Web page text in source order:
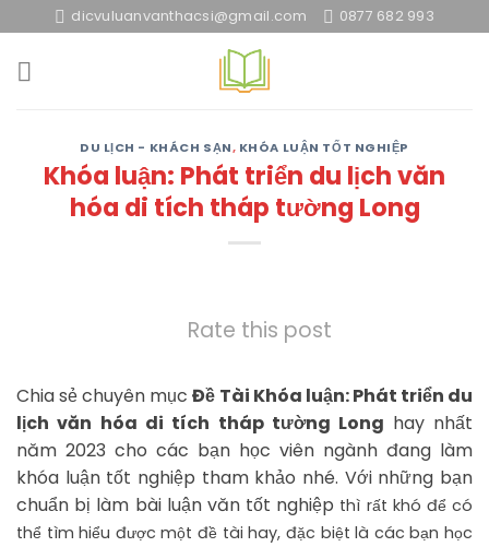
to
content
dicvuluanvanthacsi@gmail.com 0877 682 993
DU LỊCH - KHÁCH SẠN, KHÓA LUẬN TỐT NGHIỆP
Khóa luận: Phát triển du lịch văn
hóa di tích tháp tường Long
Rate this post
Chia sẻ chuyên mụcĐề Tài Khóa luận: Phát triển du
lịch văn hóa di tích tháp tường Long hay nhất
năm 2023 cho các bạn học viên ngành đang làm
khóa luận tốt nghiệp tham khảo nhé. Với những bạn
chuẩn bị làm bài luận văn tốt nghiệp thì rất khó để có
thể tìm hiểu được một đề tài hay, đặc biệt là các bạn học